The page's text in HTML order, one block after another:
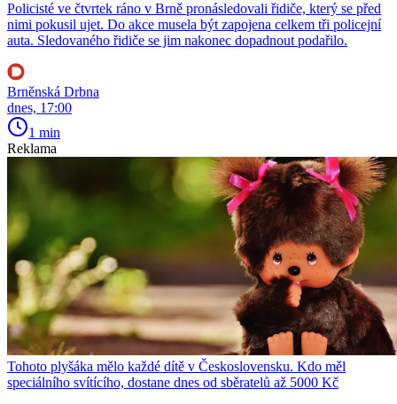
Policisté ve čtvrtek ráno v Brně pronásledovali řidiče, který se před
nimi pokusil ujet. Do akce musela být zapojena celkem tři policejní
auta. Sledovaného řidiče se jim nakonec dopadnout podařilo.
Brněnská Drbna
dnes, 17:00
1 min
Reklama
Tohoto plyšáka mělo každé dítě v Československu. Kdo měl
speciálního svítícího, dostane dnes od sběratelů až 5000 Kč